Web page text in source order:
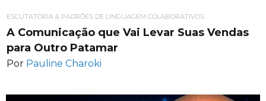
ESCUTATÓRIA & PADRÕES DE LINGUAGEM COLABORATIVOS
A Comunicação que Vai Levar Suas Vendas
para Outro Patamar
Por Pauline Charoki